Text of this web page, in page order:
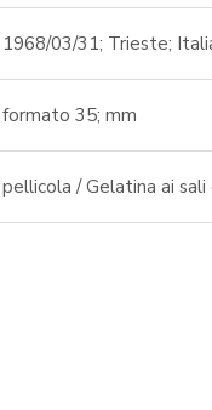
1968/03/31; Trieste;
formato 35; mm
pellicola / Gelatina ai